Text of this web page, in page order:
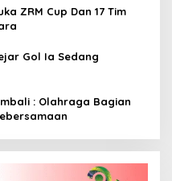
ZRM Cup Dan 17 Tim
Gol Ia Sedang
: Olahraga Bagian